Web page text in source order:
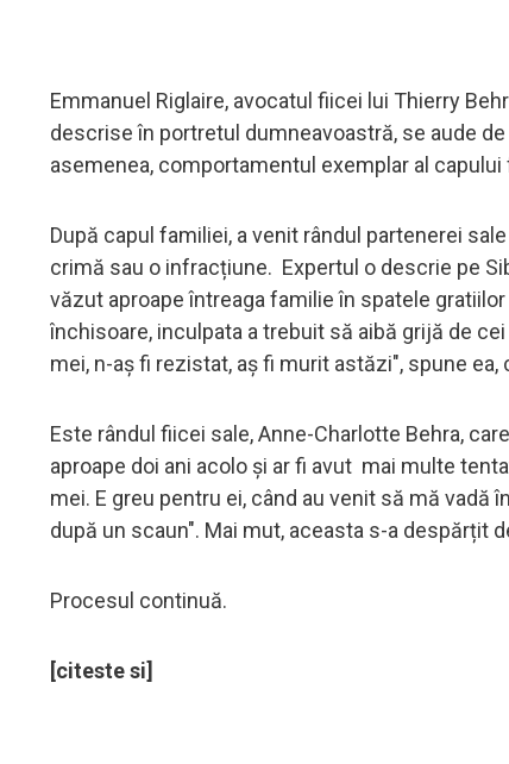
Emmanuel Riglaire, avocatul fiicei lui Thierry
descrise în portretul dumneavoastră, se aude
asemenea, comportamentul exemplar al
După capul familiei, a venit rândul partenerei
crimă sau o infracțiune. Expertul o descrie pe
văzut aproape întreaga familie în spatele
închisoare, inculpata a trebuit să aibă grijă de
mei, n-aș fi rezistat, aș fi murit astăzi", spune ea,
Este rândul fiicei sale, Anne-Charlotte Behra,
aproape doi ani acolo și ar fi avut mai multe
mei. E greu pentru ei, când au venit să mă
după un scaun". Mai mut, aceasta s-a despărțit
Procesul continuă.
[citeste si]